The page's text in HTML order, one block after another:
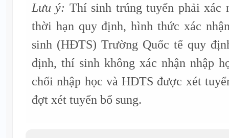
Lưu ý: Thí sinh trúng tuyển phải xác
thời hạn quy định, hình thức xác
sinh (HĐTS) Trường Quốc tế quy
định, thí sinh không xác nhận nhập
chối nhập học và HĐTS được xét
đợt xét tuyển bổ sung.